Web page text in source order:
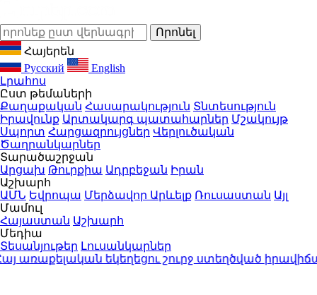
Հայերեն
Русский
English
Լրահոս
Ըստ թեմաների
Քաղաքական Հասարակություն Տնտեսություն
Իրավունք Արտակարգ պատահարներ Մշակույթ
Սպորտ Հարցազրույցներ Վերլուծական
Ծաղրանկարներ
Տարածաշրջան
Արցախ Թուրքիա Ադրբեջան Իրան
Աշխարհ
ԱՄՆ Եվրոպա Մերձավոր Արևելք Ռուսաստան Այլ
Մամուլ
Հայաստան Աշխարհ
Մեդիա
Տեսանյութեր Լուսանկարներ
եկեղեցու շուրջ ստեղծված